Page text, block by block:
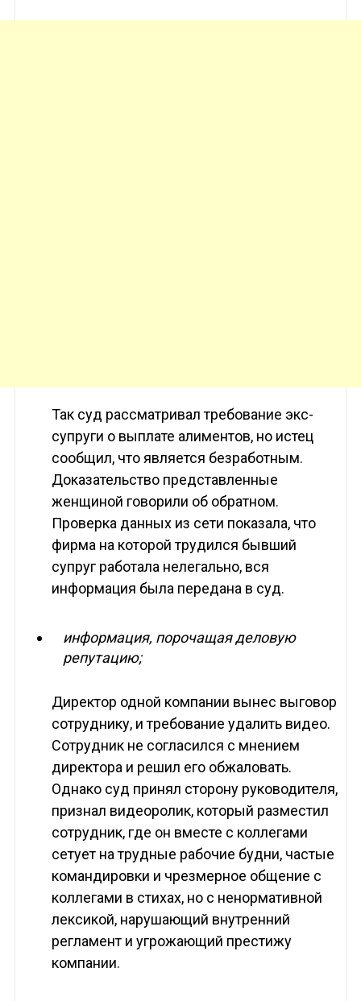
Так суд рассматривал требование экс-
супруги о выплате алиментов, но истец
сообщил, что является безработным.
Доказательство представленные
женщиной говорили об обратном.
Проверка данных из сети показала, что
фирма на которой трудился бывший
супруг работала нелегально, вся
информация была передана в суд.
информация, порочащая деловую
репутацию;
Директор одной компании вынес выговор
сотруднику, и требование удалить видео.
Сотрудник не согласился с мнением
директора и решил его обжаловать.
Однако суд принял сторону руководителя,
признал видеоролик, который разместил
сотрудник, где он вместе с коллегами
сетует на трудные рабочие будни, частые
командировки и чрезмерное общение с
коллегами в стихах, но с ненормативной
лексикой, нарушающий внутренний
регламент и угрожающий престижу
компании.